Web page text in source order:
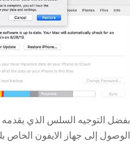
الوصول إلى جهاز الايفون الخاص